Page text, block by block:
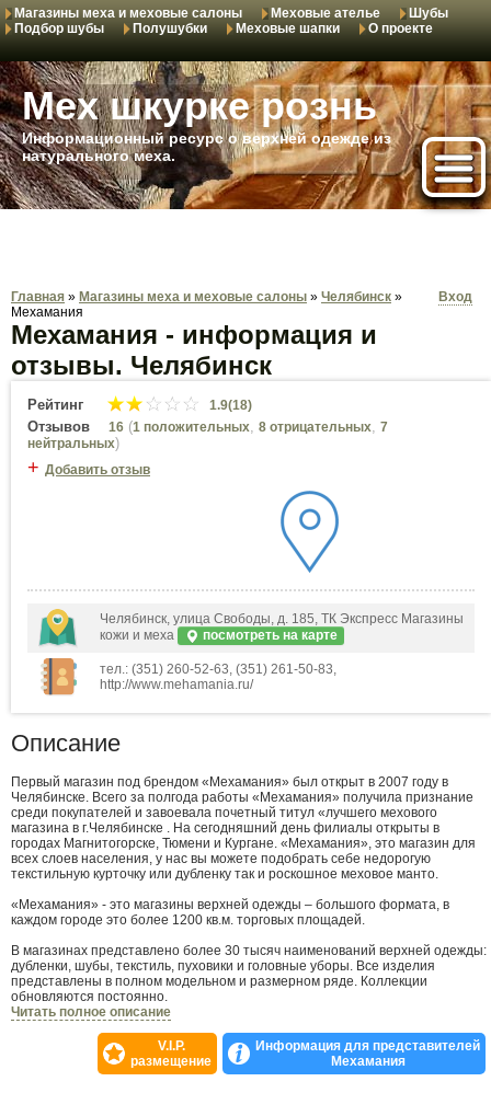
Магазины меха и меховые салоны Меховые ателье
Шубы
Подбор шубы
Полушубки Меховые шапки О проекте
Мех шкурке рознь
Информационный ресурс о верхней одежде из
натурального меха.
Главная » Магазины меха и меховые салоны » Челябинск »
Мехамания
Вход
Мехамания - информация и
отзывы. Челябинск
Рейтинг 1.9(18)
Отзывов 16 (1 положительных, 8 отрицательных, 7
нейтральных)
+ Добавить отзыв
Челябинск, улица Свободы, д. 185, ТК Экспресс Магазины
кожи и меха
посмотреть на карте
тел.: (351) 260-52-63, (351) 261-50-83,
http://www.mehamania.ru/
Описание
Первый магазин под брендом «Мехамания» был открыт в 2007 году в
Челябинске. Всего за полгода работы «Мехамания» получила признание
среди покупателей и завоевала почетный титул «лучшего мехового
магазина в г.Челябинске . На сегодняшний день филиалы открыты в
городах Магнитогорске, Тюмени и Кургане. «Мехамания», это магазин для
всех слоев населения, у нас вы можете подобрать себе недорогую
текстильную курточку или дубленку так и роскошное меховое манто.
«Мехамания» - это магазины верхней одежды – большого формата, в
каждом городе это более 1200 кв.м. торговых площадей.
В магазинах представлено более 30 тысяч наименований верхней одежды:
дубленки, шубы, текстиль, пуховики и головные уборы. Все изделия
представлены в полном модельном и размерном ряде. Коллекции
обновляются постоянно.
«Мехамания» сотрудничает с известными фабриками Турции, России,
Гонконга и Италии напрямую. Длительное сотрудничество, прямые
поставки, большие объемы закупа позволяют «Мехамании» использовать
Читать полное описание
V.I.P.
размещение
Информация для представителей
Мехамания